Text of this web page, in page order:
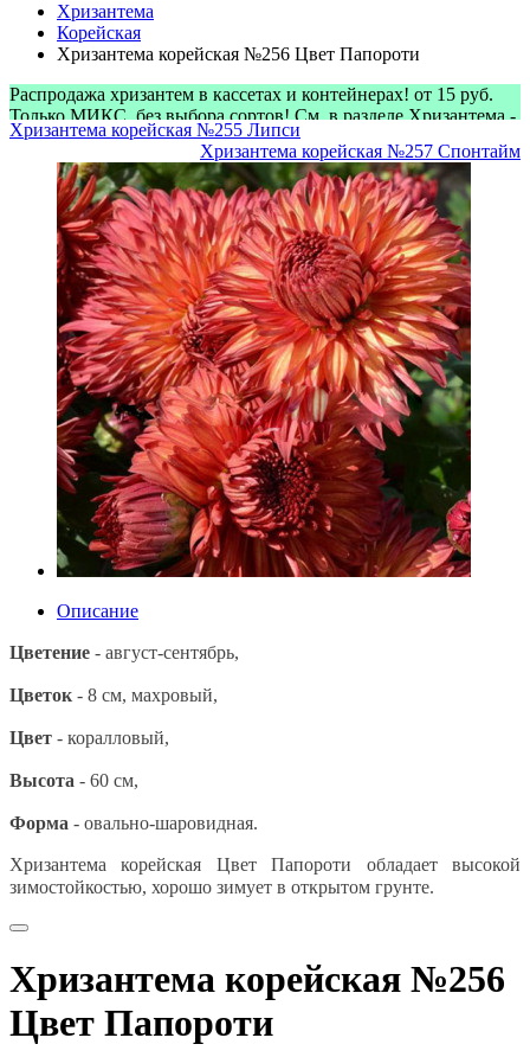
Хризантема
Корейская
Хризантема корейская №256 Цвет Папороти
Распродажа хризантем в кассетах и контейнерах! от 15 руб.
Только МИКС, без выбора сортов! См. в разделе Хризантема -
> Микс-наборы
Хризантема корейская №255 Липси
Хризантема корейская №257 Спонтайм
Описание
Цветение - август-сентябрь,
Цветок - 8 см, махровый,
Цвет - коралловый,
Высота - 60 см,
Форма - овально-шаровидная.
Хризантема корейская Цвет Папороти обладает высокой
зимостойкостью, хорошо зимует в открытом грунте.
Хризантема корейская №256
Цвет Папороти